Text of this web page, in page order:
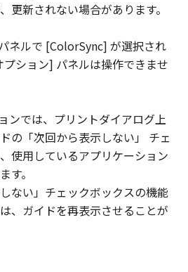
いません。
可等を得ることなしに、本
全部または一部を、直接ま
更新されない場合があります。
ネルで [ColorSync] が選択され
ション] パネルは操作できませ
ンでは、プリントダイアログ上
の「次回から表示しない」 チェ
使用しているアプリケーション
す。
ない」チェックボックスの機能
、ガイドを再表示させることが